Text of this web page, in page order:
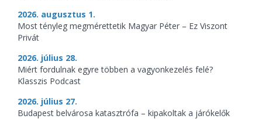
2026. augusztus 1.
Most tényleg megmérettetik Magyar Péter – Ez Viszont
Privát
2026. július 28.
Miért fordulnak egyre többen a vagyonkezelés felé?
Klasszis Podcast
2026. július 27.
Budapest belvárosa katasztrófa – kipakoltak a járókelők